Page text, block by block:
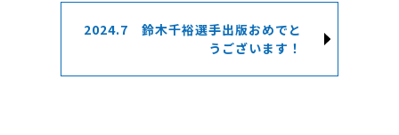
2024.7 鈴木千裕選手出版おめでと
うございます！